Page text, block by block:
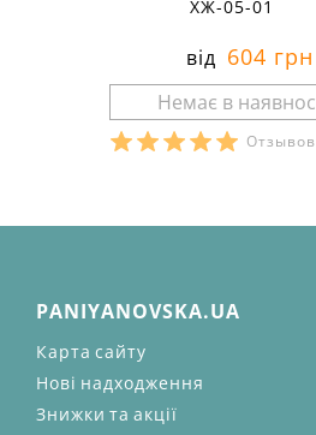
ХЖ-05-01
від 604 грн
Отзывов
PANIYANOVSKA.UA
Карта сайту
Нові надходження
Знижки та акції